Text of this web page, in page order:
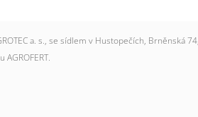
a. s., se sídlem v Hustopečích, Brněnská